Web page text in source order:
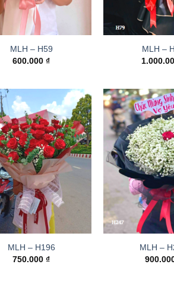
MLH – H59
600.000₫
MLH –
MLH – H196
750.000₫
MLH –